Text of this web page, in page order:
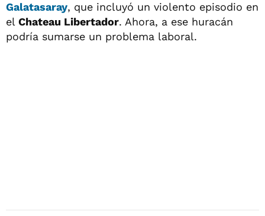
Galatasaray, que incluyó un violento episodio en
el Chateau Libertador. Ahora, a ese huracán
podría sumarse un problema laboral.